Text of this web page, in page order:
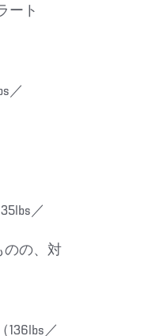
ート
／
／
のの、対
／